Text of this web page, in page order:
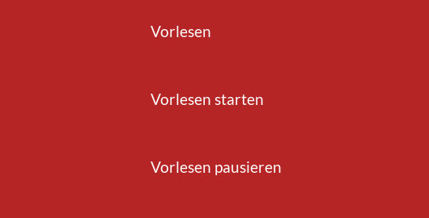
Vorlesen
Vorlesen starten
Vorlesen pausieren
und sich aktiv am Gemeindegeschehen
der Gemeinde (Legislative). Als Grundlage für
und Bürger üben ihr Stimmrecht in der Regel